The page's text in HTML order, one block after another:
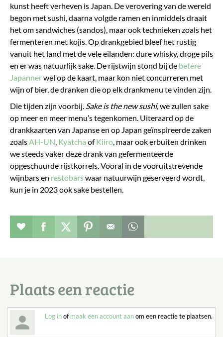
kunst heeft verheven is Japan. De verovering van de wereld
begon met sushi, daarna volgde ramen en inmiddels draait
het om sandwiches (sandos), maar ook technieken zoals het
fermenteren met kojis. Op drankgebied bleef het rustig
vanuit het land met de vele eilanden: dure whisky, droge pils
en er was natuurlijk sake. De rijstwijn stond bij de betere
Japannerwel op de kaart, maar kon niet concurreren met
wijn of bier, de dranken die op elk drankmenu te vinden zijn.
Die tijden zijn voorbij. Sake is the new sushi, we zullen sake
op meer en meer menu’s tegenkomen. Uiteraard op de
drankkaarten van Japanse en op Japan geïnspireerde zaken
zoals AH-UN Kyatcha ofKiiro , maar ook erbuiten drinken
we steeds vaker deze drank van gefermenteerde
opgeschuurde rijstkorrels. Vooral in de vooruitstrevende
wijnbars en restobarswaar natuurwijn geserveerd wordt,
kun je in 2023 ook sake bestellen.
Verhaal toevoegen aan favorieten
Deel dit op facebook
Deel dit op twitter
Deel dit op pinterest
Plaats een reactie
Log inofmaak een account aanom een reactie te plaatsen.